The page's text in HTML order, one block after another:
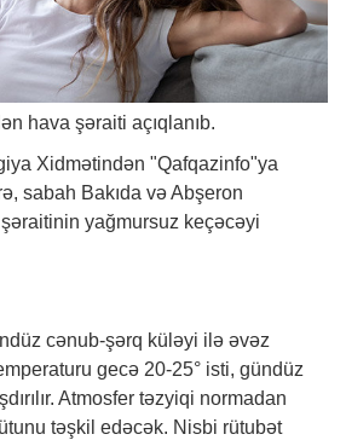
hava şəraiti açıqlanıb.
Xidmətindən "Qafqazinfo"ya
sabah Bakıda və Abşeron
şəraitinin yağmursuz keçəcəyi
cənub-şərq küləyi ilə əvəz
gecə 20-25° isti, gündüz
Atmosfer təzyiqi normadan
təşkil edəcək. Nisbi rütubət